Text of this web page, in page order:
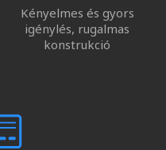
Kényelmes és gyors
igénylés, rugalmas
konstrukció